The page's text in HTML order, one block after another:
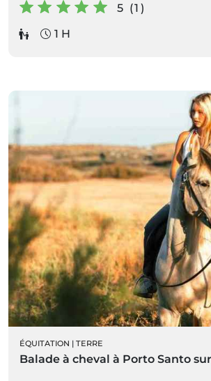
5 (1)
1 H
ÉQUITATION | TERRE
Balade à cheval à Porto Santo